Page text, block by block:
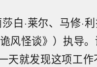
白·莱尔、马修·
风怪谈》）执导
天就发现这项工